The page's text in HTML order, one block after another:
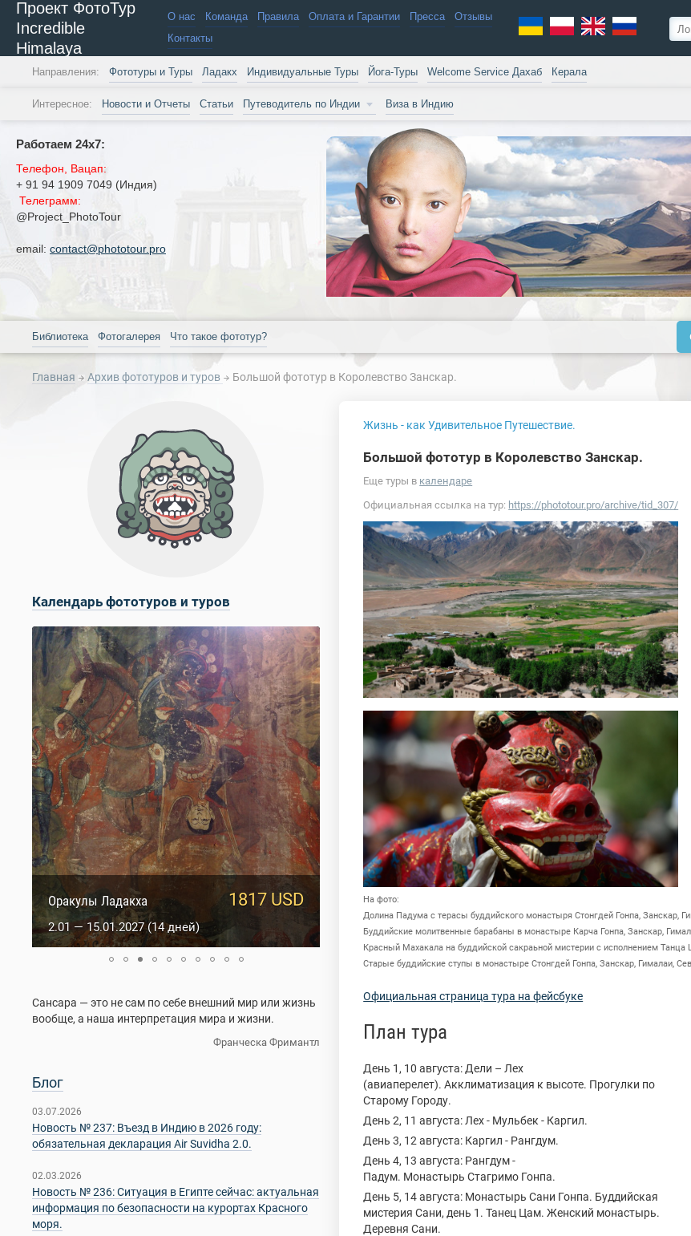
Проект ФотоТур
Incredible
Himalaya
О нас Команда Правила Оплата и Гарантии Пресса
Отзывы
Контакты
Направления: Фототуры и Туры Ладакх Индивидуальные Туры Йога-Туры Welcome Service Дахаб Керала
Интересное: Новости и Отчеты Статьи Путеводитель по Индии Виза в Индию
Работаем 24х7:
Телефон, Вацап:
+ 91 94 1909 7049 (Индия)
Телеграмм:
@Project_PhotoTour
email: contact@phototour.pro
Библиотека Фотогалерея Что такое фототур?
Главная Архив фототуров и туров Большой фототур в Королевство Занскар.
Календарь фототуров и туров
1500 USD
Невероятные Гималаи
26.10 — 6.11.2026 (12 дней)
1817 USD
Оракулы Ладакха
2.01 — 15.01.2027 (14 дней)
Сансара — это не сам по себе внешний мир или жизнь
вообще, а наша интерпретация мира и жизни.
Франческа Фримантл
Блог
03.07.2026
Новость № 237: Въезд в Индию в 2026 году:
обязательная декларация Air Suvidha 2.0.
02.03.2026
Новость № 236: Ситуация в Египте сейчас: актуальная
информация по безопасности на курортах Красного
моря.
Жизнь - как Удивительное Путешествие.
Большой фототур в Королевство Занскар.
Еще туры в календаре
Официальная ссылка на тур: https://phototour.pro/archive/tid_307/
На фото:
Долина Падума с терасы буддийского монастыря Стонгдей Гонпа, Занскар,
Буддийские молитвенные барабаны в монастыре Карча Гонпа, Занскар,
Красный Махакала на буддийской сакраьной мистерии с исполнением
Старые буддийские ступы в монастыре Стонгдей Гонпа, Занскар, Гималаи,
Официальная страница тура на фейсбуке
План тура
День 1, 10 августа: Дели – Лех
(авиаперелет). Акклиматизация к высоте. Прогулки по
Старому Городу.
День 2, 11 августа: Лех - Мульбек - Каргил.
День 3, 12 августа: Каргил - Рангдум.
День 4, 13 августа: Рангдум -
Падум. Монастырь Стагримо Гонпа.
День 5, 14 августа: Монастырь Сани Гонпа. Буддийская
мистерия Сани, день 1. Танец Цам. Женский монастырь.
Деревня Сани.